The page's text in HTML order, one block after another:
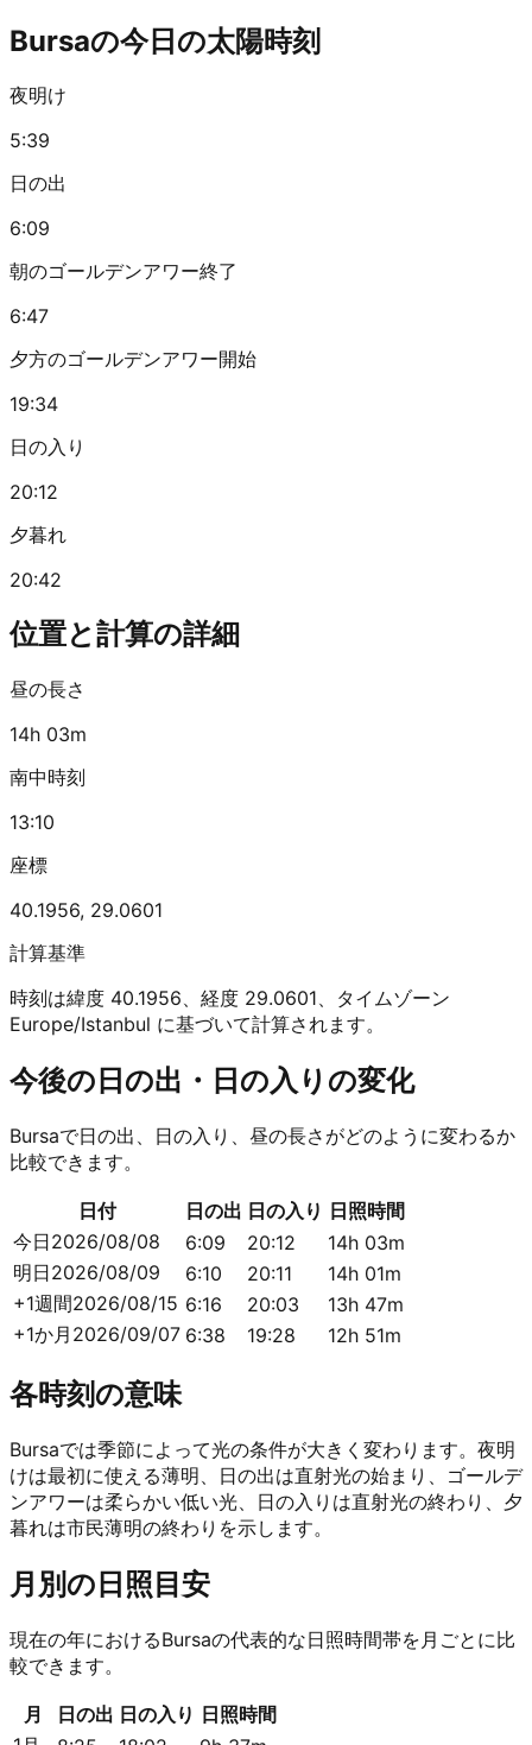
Bursaの今日の太陽時刻
夜明け
5:39
日の出
6:09
朝のゴールデンアワー終了
6:47
夕方のゴールデンアワー開始
19:34
日の入り
20:12
夕暮れ
20:42
位置と計算の詳細
昼の長さ
14h 03m
南中時刻
13:10
座標
40.1956, 29.0601
計算基準
時刻は緯度 40.1956、経度 29.0601、タイムゾーン
Europe/Istanbul に基づいて計算されます。
今後の日の出・日の入りの変化
Bursaで日の出、日の入り、昼の長さがどのように変わるか
比較できます。
日付 日の出 日の入り 日照時間
今日2026/08/08 6:09 20:12
14h 03m
明日2026/08/09 6:10 20:11
14h 01m
+1週間2026/08/15 6:16 20:03
13h 47m
+1か月 2026/09/07 6:38 19:28 12h 51m
各時刻の意味
Bursaでは季節によって光の条件が大きく変わります。夜明
けは最初に使える薄明、日の出は直射光の始まり、ゴールデ
ンアワーは柔らかい低い光、日の入りは直射光の終わり、夕
暮れは市民薄明の終わりを示します。
月別の日照目安
現在の年におけるBursaの代表的な日照時間帯を月ごとに比
較できます。
月 日の出 日の入り 日照時間